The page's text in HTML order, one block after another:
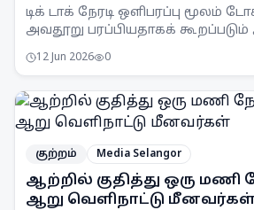
டிக் டாக் நேரடி ஒளிபரப்பு மூலம்
அவதூறு பரப்பியதாகக்
12 Jun 2026 0
குற்றம் Media Selangor
ஆற்றில் குதித்து ஒரு மணி
ஆறு வெளிநாட்டு மீனவர்கள்